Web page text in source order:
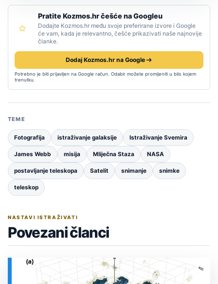
Pratite Kozmos.hr češće na Googleu
Dodajte Kozmos.hr među svoje preferirane izvore i Google
će vam, kada je relevantno, češće prikazivati naše najnovije
članke.
Dodaj Kozmos.hr na Google
Potrebno je biti prijavljen na Google račun. Odabir možete promijeniti u bilo kojem
trenutku.
TEME
Fotografija istraživanje galaksije Istraživanje Svemira
James Webb misija Mliječna Staza NASA
postavljanje teleskopa Satelit snimanje snimke
teleskop
NASTAVI ISTRAŽIVATI
Povezani članci